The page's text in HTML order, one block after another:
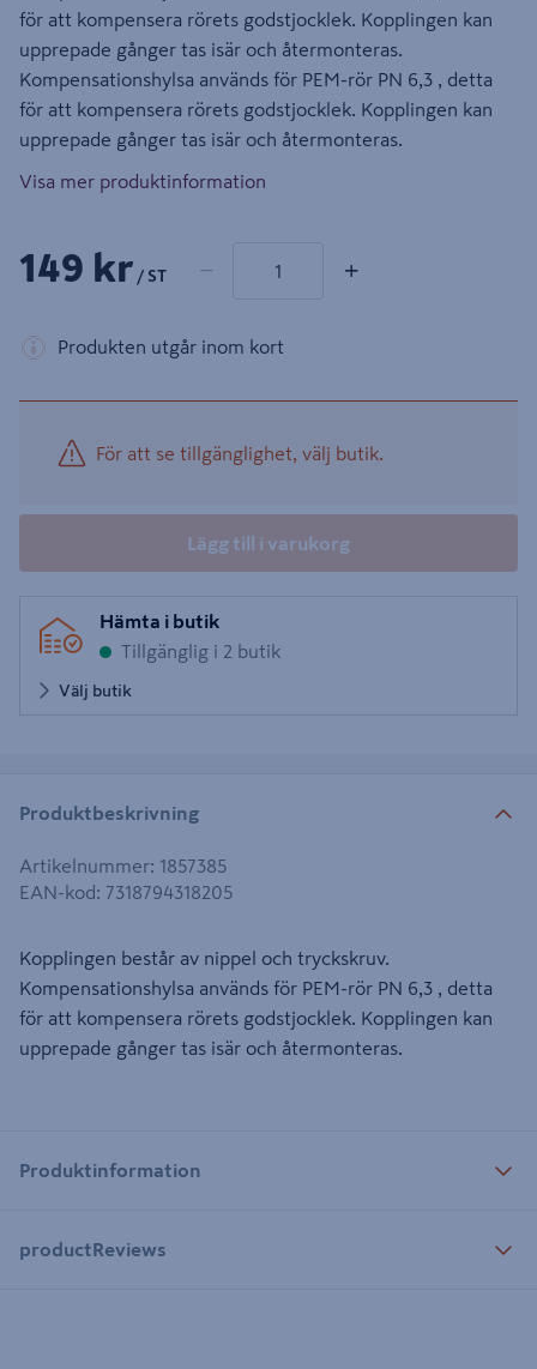
för att kompensera rörets godstjocklek. Kopplingen kan
upprepade gånger tas isär och återmonteras.
Kompensationshylsa används för PEM-rör PN 6,3 , detta
för att kompensera rörets godstjocklek. Kopplingen kan
upprepade gånger tas isär och återmonteras.
Visa mer produktinformation
149 kr / ST − +
Produkten utgår inom kort
För att se tillgänglighet, välj butik.
Lägg till i varukorg
Hämta i butik
Tillgänglig i 2 butik
Välj butik
Produktbeskrivning
Artikelnummer: 1857385
EAN-kod: 7318794318205
Kopplingen består av nippel och tryckskruv.
Kompensationshylsa används för PEM-rör PN 6,3 , detta
för att kompensera rörets godstjocklek. Kopplingen kan
upprepade gånger tas isär och återmonteras.
Produktinformation
productReviews